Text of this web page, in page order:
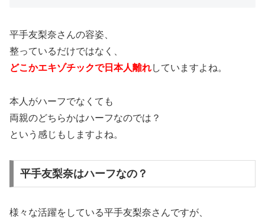
平手友梨奈さんの容姿、
整っているだけではなく、
どこかエキゾチックで日本人離れしていますよね。
本人がハーフでなくても
両親のどちらかはハーフなのでは？
という感じもしますよね。
平手友梨奈はハーフなの？
様々な活躍をしている平手友梨奈さんですが、